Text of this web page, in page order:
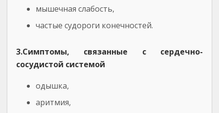
мышечная слабость,
частые судороги конечностей.
3.Симптомы, связанные с сердечно-
сосудистой системой
одышка,
аритмия,